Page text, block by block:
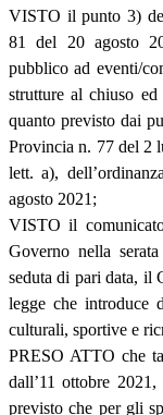
VISTO il punto 3)
81 del 20 agosto
pubblico ad eventi/
strutture al chiuso
quanto previsto dai
Provincia n. 77 del 2
lett. a),
agosto 2021;
VISTO il
Governo nella
seduta di pari data, il
legge che introduce
culturali, sportive e
PRESO ATTO che
dall’11 ottobre
previsto che per gli